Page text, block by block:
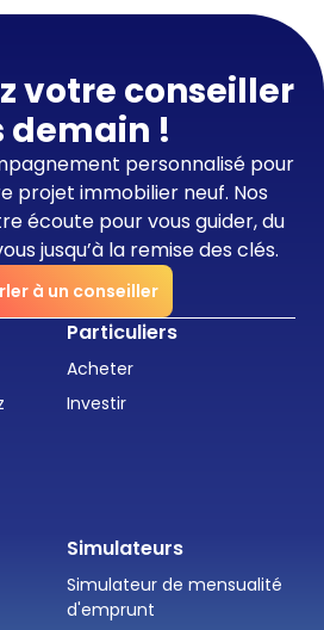
votre conseiller
demain !
personnalisé pour
projet immobilier neuf. Nos
écoute pour vous guider, du
jusqu’à la remise des clés.
à un conseiller
Particuliers
Acheter
Investir
Simulateurs
Simulateur de mensualité
d'emprunt